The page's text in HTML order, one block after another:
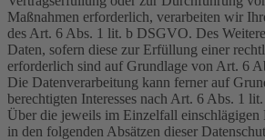
Maßnahmen erforderlich, verarbeiten wir
des Art. 6 Abs. 1 lit. b DSGVO. Des
Daten, sofern diese zur Erfüllung einer
erforderlich sind auf Grundlage von Art. 6
Die Datenverarbeitung kann ferner auf
berechtigten Interesses nach Art. 6 Abs. 1
Über die jeweils im Einzelfall einschlägigen
in den folgenden Absätzen dieser